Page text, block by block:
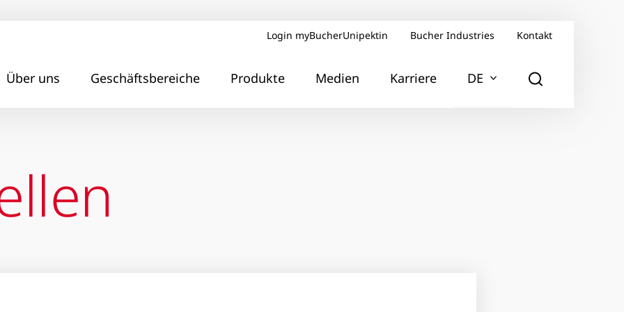
Login myBucherUnipektin Bucher Industries Kontakt
Über uns Geschäftsbereiche Produkte Medien Karriere DE